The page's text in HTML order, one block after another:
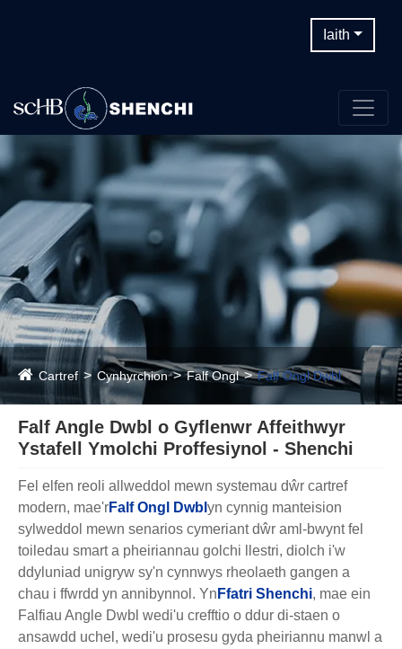
Iaith
Cartref Cynhyrchion Falf Ongl Falf Ongl Dwbl
Falf Angle Dwbl o Gyflenwr Affeithwyr
Ystafell Ymolchi Proffesiynol - Shenchi
Fel elfen reoli allweddol mewn systemau dŵr cartref
modern, mae'rFalf Ongl Dwbl yn cynnig manteision
sylweddol mewn senarios cymeriant dŵr aml-bwynt fel
toiledau smart a pheiriannau golchi llestri, diolch i'w
ddyluniad unigryw sy'n cynnwys rheolaeth gangen a
chau i ffwrdd yn annibynnol. Yn Ffatri Shenchi, mae ein
Falfiau Angle Dwbl wedi'u crefftio o ddur di-staen o
ansawdd uchel, wedi'u prosesu gyda pheiriannu manwl a